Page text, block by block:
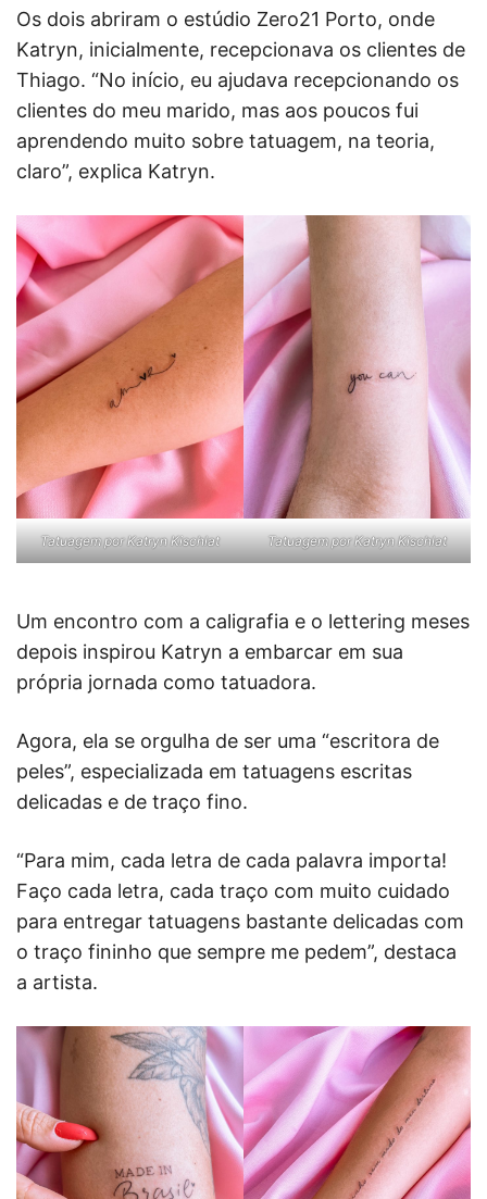
Os dois abriram o estúdio Zero21 Porto, onde
Katryn, inicialmente, recepcionava os clientes de
Thiago. “No início, eu ajudava recepcionando os
clientes do meu marido, mas aos poucos fui
aprendendo muito sobre tatuagem, na teoria,
claro”, explica Katryn.
Tatuagem por Katryn Kischlat Tatuagem por Katryn Kischlat
Um encontro com a caligrafia e o lettering meses
depois inspirou Katryn a embarcar em sua
própria jornada como tatuadora.
Agora, ela se orgulha de ser uma “escritora de
peles”, especializada em tatuagens escritas
delicadas e de traço fino.
“Para mim, cada letra de cada palavra importa!
Faço cada letra, cada traço com muito cuidado
para entregar tatuagens bastante delicadas com
o traço fininho que sempre me pedem”, destaca
a artista.